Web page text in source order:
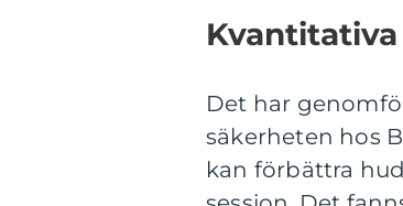
Det har
säkerheten hos
kan förbättra